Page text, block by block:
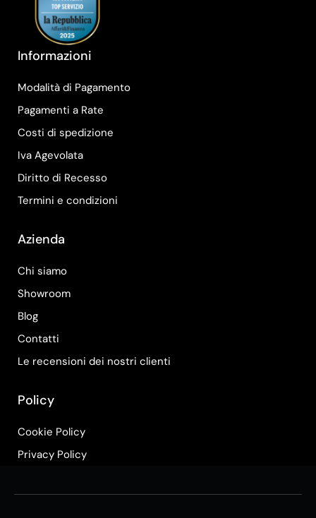
Informazioni
Modalità di Pagamento
Pagamenti a Rate
Costi di spedizione
Iva Agevolata
Diritto di Recesso
Termini e condizioni
Azienda
Chi siamo
Showroom
Blog
Contatti
Le recensioni dei nostri clienti
Policy
Cookie Policy
Privacy Policy